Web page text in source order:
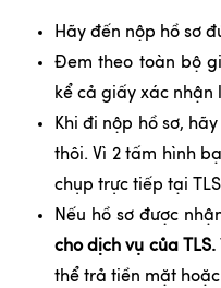
Hãy đến nộp hồ sơ
Đem theo toàn bộ
kể cả giấy xác nhận
Khi đi nộp hồ sơ,
thôi. Vì 2 tấm hình
chụp trực tiếp tại
Nếu hồ sơ được
cho dịch vụ của TLS.
thể trả tiền mặt